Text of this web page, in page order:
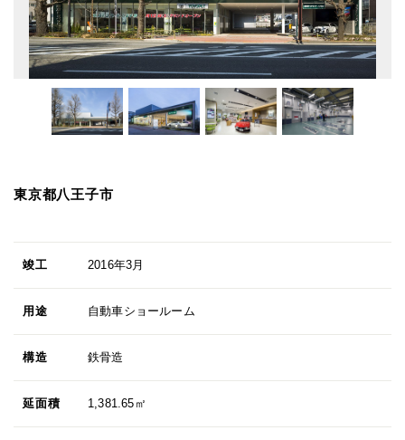
東京都八王子市
竣工 2016年3月
用途 自動車ショールーム
構造 鉄骨造
延面積 1,381.65㎡